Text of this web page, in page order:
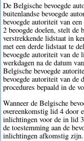
De Belgische bevoegde
buitenlandse bevoegde
bevoegde autoriteit van
2 beoogde doelen, stelt de
verstrekkende lidstaat in
met een derde lidstaat te
bevoegde autoriteit van de
werkdagen na de datum
Belgische bevoegde
bevoegde autoriteit van de
procedures bepaald in de
Wanneer de Belgische
overeenkomstig lid 4 door
inlichtingen voor de in lid
de toestemming aan de
inlichtingen afkomstig zijn.